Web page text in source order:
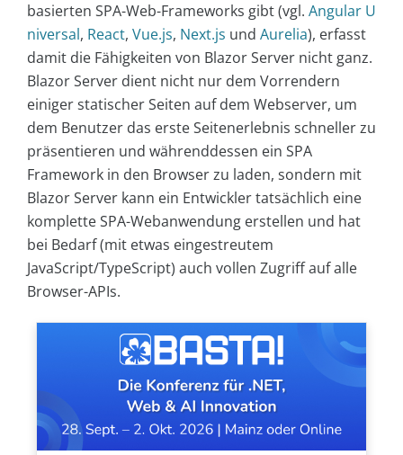
basierten SPA-Web-Frameworks gibt (vgl. Angular U
niversal, React, Vue.js, Next.js und Aurelia), erfasst
damit die Fähigkeiten von Blazor Server nicht ganz.
Blazor Server dient nicht nur dem Vorrendern
einiger statischer Seiten auf dem Webserver, um
dem Benutzer das erste Seitenerlebnis schneller zu
präsentieren und währenddessen ein SPA
Framework in den Browser zu laden, sondern mit
Blazor Server kann ein Entwickler tatsächlich eine
komplette SPA-Webanwendung erstellen und hat
bei Bedarf (mit etwas eingestreutem
JavaScript/TypeScript) auch vollen Zugriff auf alle
Browser-APIs.